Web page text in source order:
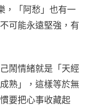
，「阿愁」也有一
可能永遠堅強，有
鬧情緒就是「天經
熟」，這樣等於無
要把心事收藏起